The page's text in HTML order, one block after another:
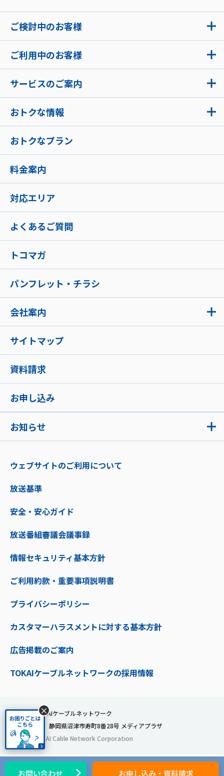
ご検討中のお客様
お知らせ
ご利用中のお客様
サービスのご案内
おトクな情報
おトクなプラン
料金案内
対応エリア
よくあるご質問
トコマガ
パンフレット・チラシ
会社案内
サイトマップ
資料請求
お申し込み
ウェブサイトのご利用について
放送基準
安全・安心ガイド
放送番組審議会議事録
情報セキュリティ基本方針
ご利用約款・重要事項説明書
プライバシーポリシー
カスタマーハラスメントに対する基本方針
広告掲載のご案内
TOKAIケーブルネットワークの採用情報
株式会社TOKAIケーブルネットワーク
〒410-0053 静岡県沼津市寿町8番28号 メディアプラザ
© 2024 TOKAI Cable Network Corporation
×
お問い合わせ お申し込み・資料請求